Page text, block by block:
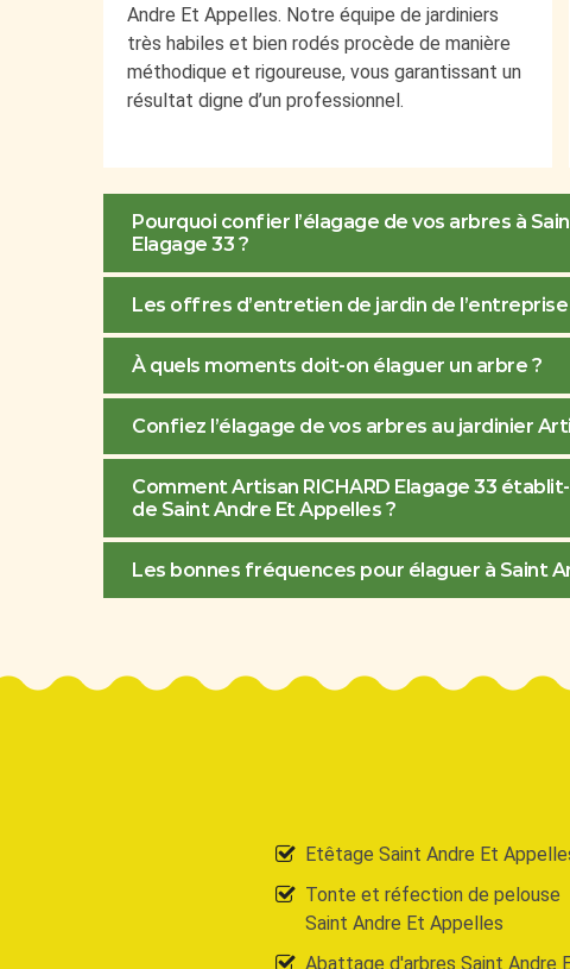
Andre Et Appelles. Notre équipe de jardiniers
très habiles et bien rodés procède de manière
méthodique et rigoureuse, vous garantissant un
résultat digne d’un professionnel.
Pourquoi confier l’élagage de vos arbres à
Elagage 33 ?
Les offres d’entretien de jardin de l’entreprise
À quels moments doit-on élaguer un arbre ?
Confiez l’élagage de vos arbres au jardinier
Comment Artisan RICHARD Elagage 33
de Saint Andre Et Appelles ?
Les bonnes fréquences pour élaguer à Saint
Etêtage Saint Andre Et
Tonte et réfection de pelouse
Saint Andre Et Appelles
Abattage d'arbres Saint Andre